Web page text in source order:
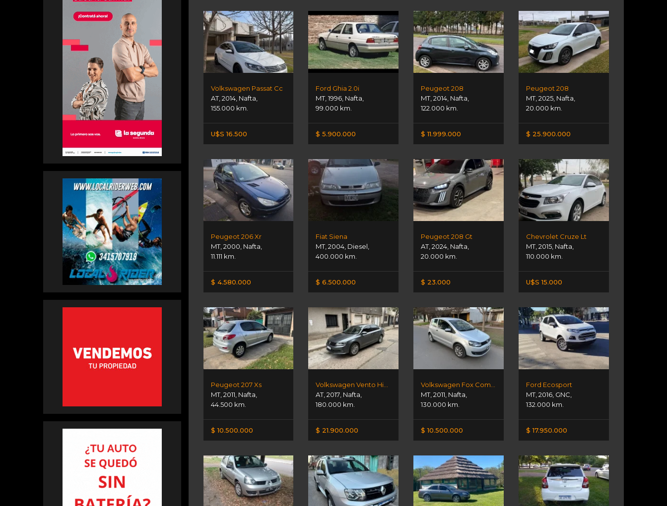
Volkswagen Passat Cc
AT,2014, Nafta,
155.000 km.
U$S 16.500
Ford Ghia 2.0i
MT,1996, Nafta,
99.000 km.
$ 5.900.000
Peugeot 208
MT,2014, Nafta,
122.000 km.
$ 11.999.000
Peugeot 208
MT,2025, Nafta,
20.000 km.
$ 25.900.000
Peugeot 206 Xr
MT,2000, Nafta,
11.111 km.
$ 4.580.000
Fiat Siena
MT,2004, Diesel,
400.000 km.
$ 6.500.000
Peugeot 208 Gt
AT,2024, Nafta,
20.000 km.
$ 23.000
Chevrolet Cruze Lt
MT,2015, Nafta,
110.000 km.
U$S 15.000
Peugeot 207 Xs
MT,2011, Nafta,
44.500 km.
$ 10.500.000
Volkswagen Vento Highline 1.4t At
AT,2017, Nafta,
180.000 km.
$ 21.900.000
Volkswagen Fox Comfortline 1.6
MT,2011, Nafta,
130.000 km.
$ 10.500.000
Ford Ecosport
MT,2016, GNC,
132.000 km.
$ 17.950.000